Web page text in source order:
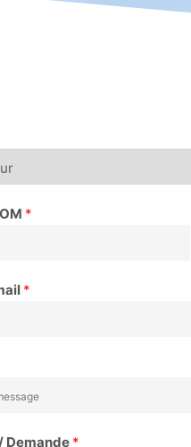
*
*
Demande *